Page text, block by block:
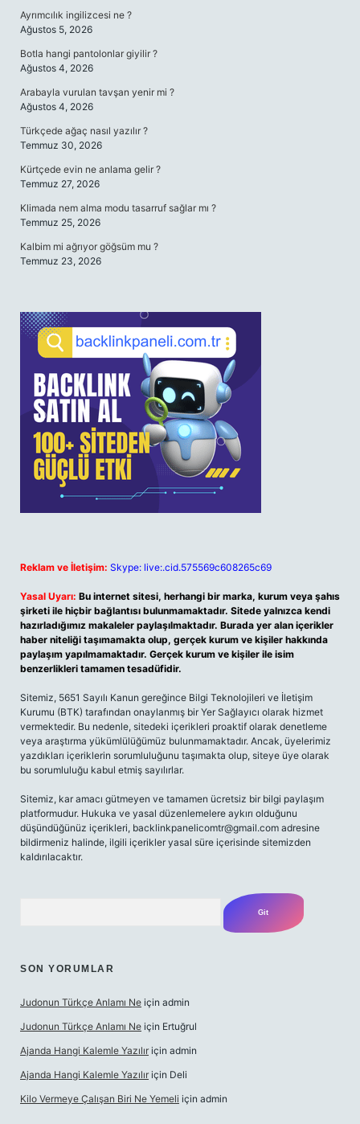
Ayrımcılık ingilizcesi ne ?
Ağustos 5, 2026
Botla hangi pantolonlar giyilir ?
Ağustos 4, 2026
Arabayla vurulan tavşan yenir mi ?
Ağustos 4, 2026
Türkçede ağaç nasıl yazılır ?
Temmuz 30, 2026
Kürtçede evin ne anlama gelir ?
Temmuz 27, 2026
Klimada nem alma modu tasarruf sağlar mı ?
Temmuz 25, 2026
Kalbim mi ağrıyor göğsüm mu ?
Temmuz 23, 2026
Reklam ve İletişim: Skype: live:.cid.575569c608265c69
Yasal Uyarı: Bu internet sitesi, herhangi bir marka, kurum veya şahıs
şirketi ile hiçbir bağlantısı bulunmamaktadır. Sitede yalnızca kendi
hazırladığımız makaleler paylaşılmaktadır. Burada yer alan içerikler
haber niteliği taşımamakta olup, gerçek kurum ve kişiler hakkında
paylaşım yapılmamaktadır. Gerçek kurum ve kişiler ile isim
benzerlikleri tamamen tesadüfidir.
Sitemiz, 5651 Sayılı Kanun gereğince Bilgi Teknolojileri ve İletişim
Kurumu (BTK) tarafından onaylanmış bir Yer Sağlayıcı olarak hizmet
vermektedir. Bu nedenle, sitedeki içerikleri proaktif olarak denetleme
veya araştırma yükümlülüğümüz bulunmamaktadır. Ancak, üyelerimiz
yazdıkları içeriklerin sorumluluğunu taşımakta olup, siteye üye olarak
bu sorumluluğu kabul etmiş sayılırlar.
Sitemiz, kar amacı gütmeyen ve tamamen ücretsiz bir bilgi paylaşım
platformudur. Hukuka ve yasal düzenlemelere aykırı olduğunu
düşündüğünüz içerikleri, backlinkpanelicomtr@gmail.com adresine
bildirmeniz halinde, ilgili içerikler yasal süre içerisinde sitemizden
kaldırılacaktır.
SON YORUMLAR
Judonun Türkçe Anlamı Ne için admin
Judonun Türkçe Anlamı Ne için Ertuğrul
Ajanda Hangi Kalemle Yazılır için admin
Ajanda Hangi Kalemle Yazılır için Deli
Kilo Vermeye Çalışan Biri Ne Yemeli için admin